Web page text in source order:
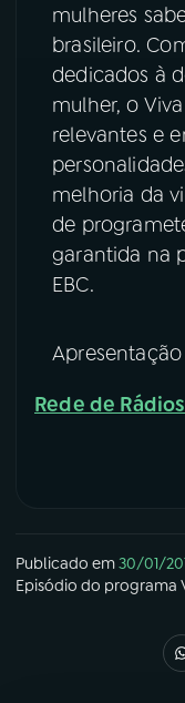
mulheres
brasileiro.
dedicados à
mulher, o
relevantes e
melhoria da
de
garantida na
EBC.
Rede de
Publicado em30/01/
Episódio do programa